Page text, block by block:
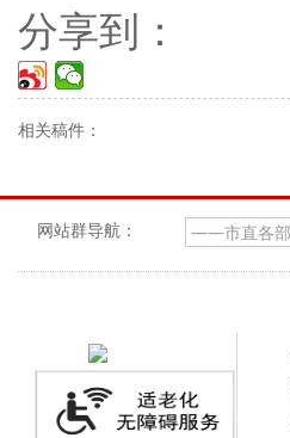
分享到：
相关稿件：
网站群导航：